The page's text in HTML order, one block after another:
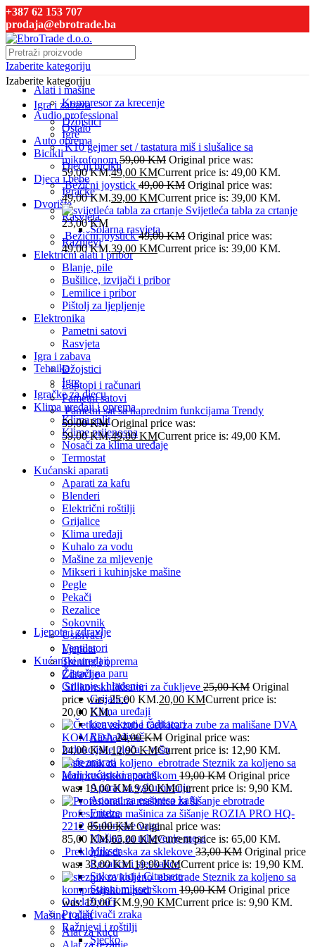
+387 62 153 707
prodaja@ebrotrade.ba
Izaberite kategoriju
Alati i mašine
Kompresor za krecenje
Audio professional
Ostalo
Auto oprema
Bicikli
Dječiji bicikli
Djeca i bebe
Igračke
Dvorište
Rasvjeta
Solarna rasvjeta
Raznjevi
Električni alati i pribor
Blanje, pile
Bušilice, izvijači i pribor
Lemilice i pribor
Pištolj za ljepljenje
Elektronika
Pametni satovi
Rasvjeta
Igra i zabava
Džojstici
Igre
Igračke za djecu
Klima uređaji i oprema
Klima split
Klime prijenosna
Nosači za klima uređaje
Termostat
Kućanski aparati
Aparati za kafu
Blenderi
Električni roštilji
Grijalice
Klima uređaji
Kuhalo za vodu
Mašine za mljevenje
Mikseri i kuhinjske mašine
Pegle
Pekači
Rezalice
Sokovnik
Usisivači
Ventilatori
Kućanski uređaji
Čistači na paru
Grijanje i hlađenje
Grijalice
Klima uređaji
konvektori i radijatori
Rashalđivač
Indukcijske ploča – rešo
Kafe aparati
Mali kućanski aparati
Aparat za vakumiranje
Aparati za esspreso kafu
Friteze
Kuhinjske vage
Mašina za mljevenje mesa
Mikser
Rezalice i sjeckalice
Sokovnici i Citrusete
Štapni mikser
Odvlaživači
Pročišćivači zraka
Ražnjevi i roštilji
Sjecko
Izaberite kategoriju
Igra i zabava
Džojstici
Igre
K10 gejmer set / tastatura miš i slušalice sa
mikrofonom59,00KM Original price was:
59,00 KM.49,00 KMCurrent price is: 49,00 KM.
Bežični joystick 49,00KM Original price was:
49,00 KM.39,00 KMCurrent price is: 39,00 KM.
Svijetleća tabla za crtanje
23,00KM
Bežični joystick49,00KM Original price was:
49,00 KM.39,00 KMCurrent price is: 39,00 KM.
Tehnika
Laptopi i računari
Pametni satovi
Pametni sat sa naprednim funkcijama Trendy
59,00KM Original price was:
59,00 KM.49,00KMCurrent price is: 49,00 KM.
Ljepota i zdravlje
Ljepota
Trening i oprema
Zdravlje
Silikonski fiksatori za čukljeve 25,00KM Original
price was: 25,00 KM.20,00 KMCurrent price is:
20,00 KM.
Četkica za zube za mališane DVA
KOMADA24,00KM Original price was:
24,00 KM.12,90KMCurrent price is: 12,90 KM.
Steznik za koljeno sa
kompresijskom podrškom 19,00KM Original price
was: 19,00 KM.9,90KMCurrent price is: 9,90 KM.
Profesionalna mašinica za šišanje ROZIA PRO HQ-
2212 85,00KM Original price was:
85,00 KM.65,00KMCurrent price is: 65,00 KM.
Preklopna daska za sklekove 33,00KM Original price
was: 33,00 KM.19,90KMCurrent price is: 19,90 KM.
Steznik za koljeno sa
kompresijskom podrškom 19,00KM Original price
was: 19,00 KM.9,90 KMCurrent price is: 9,90 KM.
Mašine i alati
Alat za kuću
Alat za rezanje